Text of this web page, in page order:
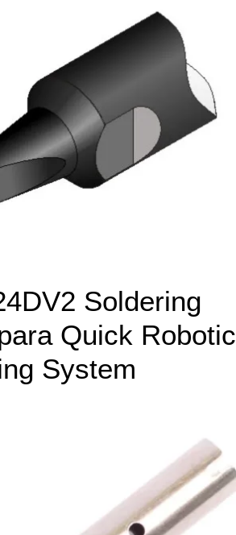
Soldering
Quick Robotic
System